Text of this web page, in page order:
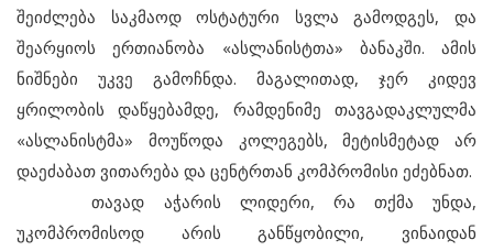
შეიძლება საკმაოდ ოსტატური სვლა გამოდგეს, და
შეარყიოს ერთიანობა «ასლანისტთა» ბანაკში. ამის
ნიშნები უკვე გამოჩნდა. მაგალითად, ჯერ კიდევ
ყრილობის დაწყებამდე, რამდენიმე თავგადაკლულმა
«ასლანისტმა» მოუწოდა კოლეგებს, მეტისმეტად არ
დაეძაბათ ვითარება და ცენტრთან კომპრომისი ეძებნათ.
თავად აჭარის ლიდერი, რა თქმა უნდა,
უკომპრომისოდ არის განწყობილი, ვინაიდან